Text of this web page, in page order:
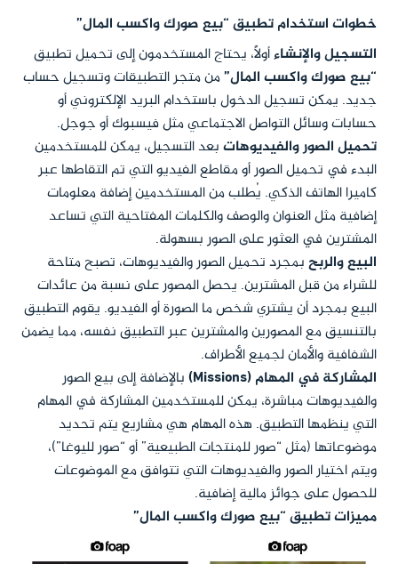
خطوات استخدام تطبيق “بيع صورك واكسب المال”
التسجيل والإنشاءأولاً، يحتاج المستخدمون إلى تحميل تطبيق
“بيع صورك واكسب المال”من متجر التطبيقات وتسجيل حساب
جديد. يمكن تسجيل الدخول باستخدام البريد الإلكتروني أو
حسابات وسائل التواصل الاجتماعي مثل فيسبوك أو جوجل.
تحميل الصور والفيديوهاتبعد التسجيل، يمكن للمستخدمين
البدء في تحميل الصور أو مقاطع الفيديو التي تم التقاطها عبر
كاميرا الهاتف الذكي. يُطلب من المستخدمين إضافة معلومات
إضافية مثل العنوان والوصف والكلمات المفتاحية التي تساعد
المشترين في العثور على الصور بسهولة.
البيع والربحبمجرد تحميل الصور والفيديوهات، تصبح متاحة
للشراء من قبل المشترين. يحصل المصور على نسبة من عائدات
البيع بمجرد أن يشتري شخص ما الصورة أو الفيديو. يقوم التطبيق
بالتنسيق مع المصورين والمشترين عبر التطبيق نفسه، مما يضمن
الشفافية والأمان لجميع الأطراف.
المشاركة في المهام (Missions)
بالإضافة إلى بيع الصور
والفيديوهات مباشرة، يمكن للمستخدمين المشاركة في المهام
التي ينظمها التطبيق. هذه المهام هي مشاريع يتم تحديد
موضوعاتها (مثل “صور للمنتجات الطبيعية” أو “صور لليوغا”)،
ويتم اختيار الصور والفيديوهات التي تتوافق مع الموضوعات
للحصول على جوائز مالية إضافية.
مميزات تطبيق “بيع صورك واكسب المال”